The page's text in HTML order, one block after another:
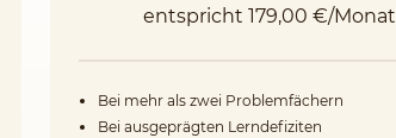
entspricht 179,00 €/Monat
Bei mehr als zwei Problemfächern
Bei ausgeprägten Lerndefiziten